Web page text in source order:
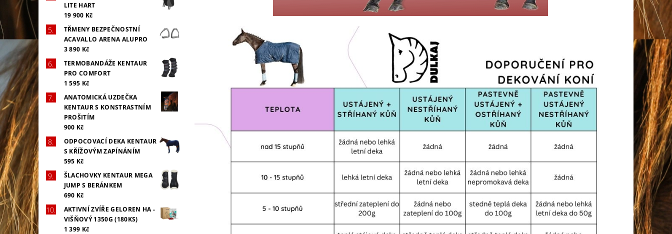
LITE HART
19 900 Kč
TŘMENY BEZPEČNOSTNÍ
ACAVALLO ARENA ALUPRO
3 890 Kč
TERMOBANDÁŽE KENTAUR
PRO COMFORT
1 595 Kč
ANATOMICKÁ UZDEČKA
KENTAUR S KONSTRASTNÍM
PROŠITÍM
900 Kč
ODPOCOVACÍ DEKA KENTAUR
S KŘÍŽOVÝM ZAPÍNÁNÍM
595 Kč
ŠLACHOVKY KENTAUR MEGA
JUMP S BERÁNKEM
690 Kč
AKTIVNÍ ZVÍŘE GELOREN HA -
VIŠŇOVÝ 1350G (180KS)
1 399 Kč